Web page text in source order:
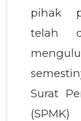
pihak
telah
Surat